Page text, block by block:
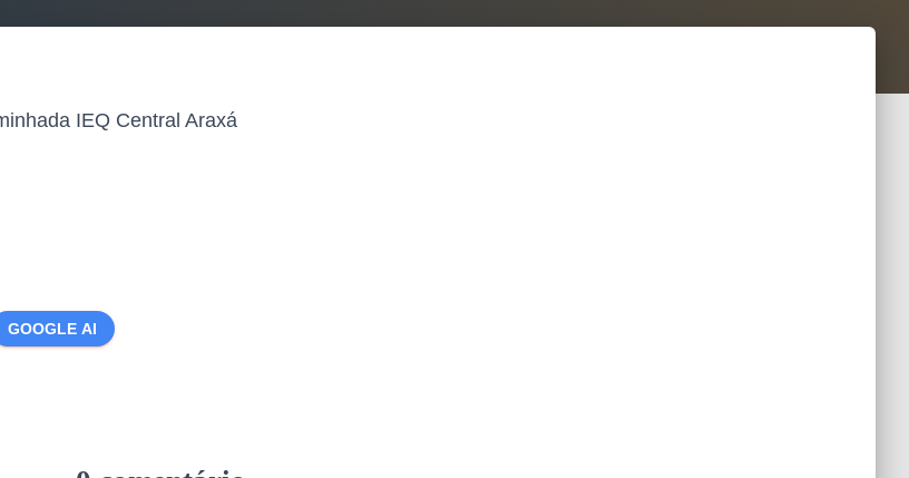
IEQ Central Araxá
GOOGLE AI